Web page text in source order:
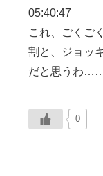
05:40:47
これ、ごくご
割と、ジョッ
だと思うわ……
0